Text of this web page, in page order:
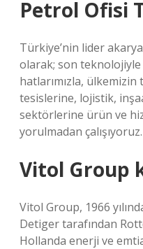
Petrol Ofisi
Türkiye’nin lider
olarak; son teknolojiyle
hatlarımızla,
tesislerine, lojistik,
sektörlerine ürün ve
yorulmadan çalışıyoruz.
Vitol Group
Vitol Group, 1966
Detiger tarafından
Hollanda enerji ve